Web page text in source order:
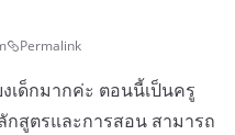
Permalink
เด็กมากค่ะ ตอนนี้เป็นครู
สูตรและการสอน สามารถ